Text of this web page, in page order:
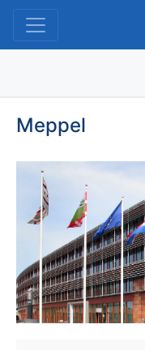
Meppel